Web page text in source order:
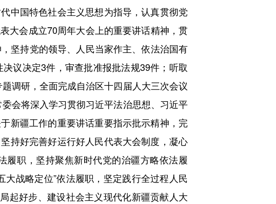
中国特色社会主义思想为指导，认真贯彻党
大会成立70周年大会上的重要讲话精神，贯
坚持党的领导、人民当家作主、依法治国有
议决定3件，审查批准报批法规39件；听取
调研，全面完成自治区十四届人大三次会议
会将深入学习贯彻习近平法治思想、习近平
新疆工作的重要讲话重要指示批示精神，完
持好完善好运行好人民代表大会制度，凝心
履职，坚持聚焦新时代党的治疆方略依法履
战略定位”依法履职，坚定践行全过程人民
起好步、建设社会主义现代化新疆贡献人大